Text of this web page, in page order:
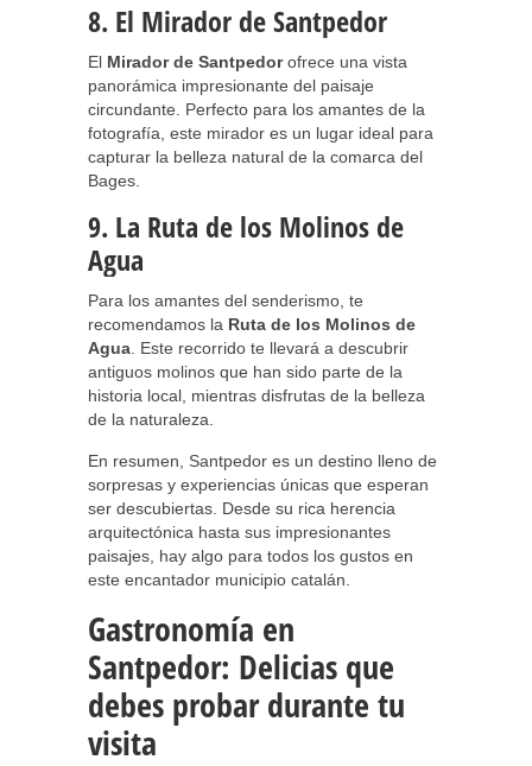
8. El Mirador de Santpedor
El Mirador de Santpedorofrece una vista
panorámica impresionante del paisaje
circundante. Perfecto para los amantes de la
fotografía, este mirador es un lugar ideal para
capturar la belleza natural de la comarca del
Bages.
9. La Ruta de los Molinos de
Agua
Para los amantes del senderismo, te
recomendamos la Ruta de los Molinos de
Agua . Este recorrido te llevará a descubrir
antiguos molinos que han sido parte de la
historia local, mientras disfrutas de la belleza
de la naturaleza.
En resumen, Santpedor es un destino lleno de
sorpresas y experiencias únicas que esperan
ser descubiertas. Desde su rica herencia
arquitectónica hasta sus impresionantes
paisajes, hay algo para todos los gustos en
este encantador municipio catalán.
Gastronomía en
Santpedor: Delicias que
debes probar durante tu
visita